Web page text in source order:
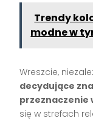
Trendy
modne w
Wreszcie,
decydujące
przeznaczenie
się w strefach